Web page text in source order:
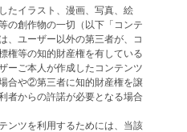
たイラスト、漫画、写真、絵
の創作物の一切（以下「コンテ
、ユーザー以外の第三者が、コ
権等の知的財産権を有している
ーご本人が作成したコンテンツ
合や②第三者に知的財産権を譲
者からの許諾が必要となる場合
ンツを利用するためには、当該